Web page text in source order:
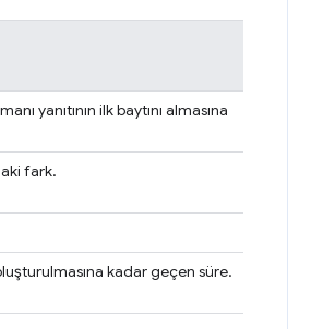
yanıtının ilk baytını almasına
fark.
kadar geçen süre.